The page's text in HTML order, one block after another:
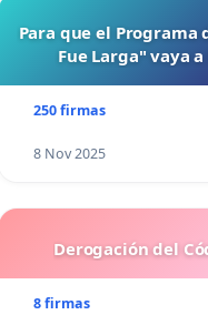
Para que el Programa
Fue Larga" vaya
250 firmas
8 Nov 2025
Derogación del
8 firmas